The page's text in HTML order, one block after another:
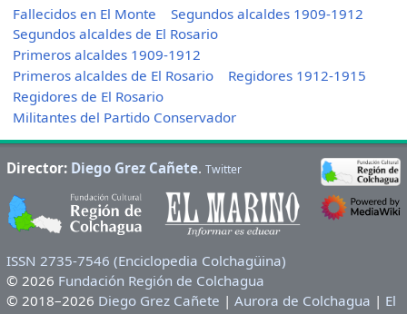
Fallecidos en El Monte
Segundos alcaldes 1909-1912
Segundos alcaldes de El Rosario
Primeros alcaldes 1909-1912
Primeros alcaldes de El Rosario
Regidores 1912-1915
Regidores de El Rosario
Militantes del Partido Conservador
Director: Diego Grez Cañete. Twitter
ISSN 2735-7546 (Enciclopedia Colchagüina)
© 2026 Fundación Región de Colchagua
© 2018–2026 Diego Grez Cañete | Aurora de Colchagua | El